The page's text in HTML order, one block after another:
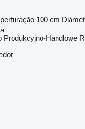
100 cm
Produkcyjno-Handlowe